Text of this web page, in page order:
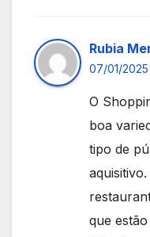
Rubia
07/01/2025
O
boa
tipo de
que